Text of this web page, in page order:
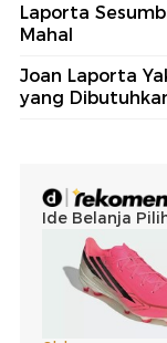
Laporta
Mahal
Joan Laporta
yang